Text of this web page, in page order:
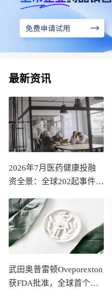
最新资讯
2026年7月医药健康投融
资全景：全球202起事件、
药研发双赛道吸金564亿
武田奥普雷顿Oveporexton
获FDA批准，全球首个靶